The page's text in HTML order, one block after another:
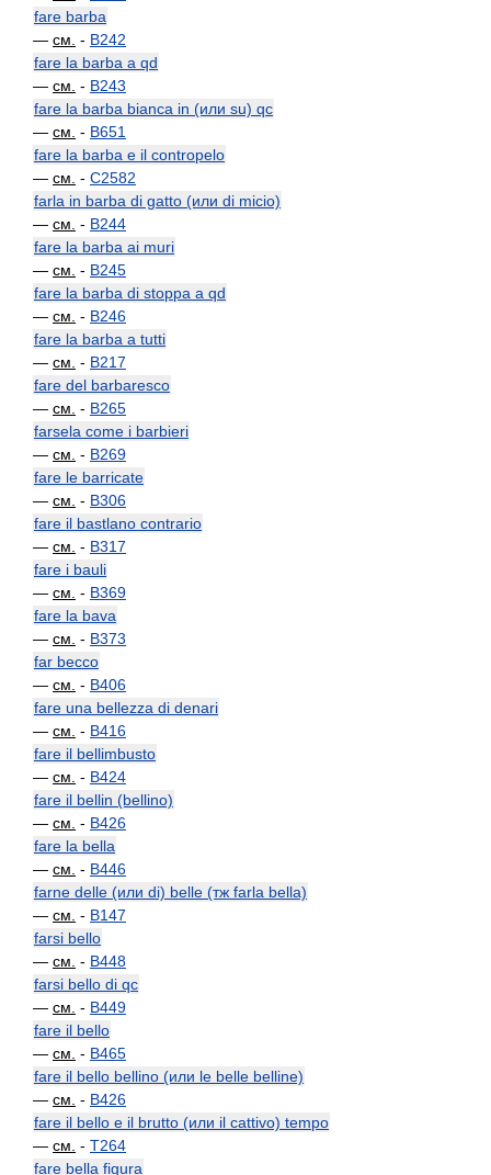
fare barba
— см. - B242
fare la barba a qd
— см. - B243
fare la barba bianca in (или su) qc
— см. - B651
fare la barba e il contropelo
— см. - C2582
farla in barba di gatto (или di micio)
— см. - B244
fare la barba ai muri
— см. - B245
fare la barba di stoppa a qd
— см. - B246
fare la barba a tutti
— см. - B217
fare del barbaresco
— см. - B265
farsela come i barbieri
— см. - B269
fare le barricate
— см. - B306
fare il bastlano contrario
— см. - B317
fare i bauli
— см. - B369
fare la bava
— см. - B373
far becco
— см. - B406
fare una bellezza di denari
— см. - B416
fare il bellimbusto
— см. - B424
fare il bellin (bellino)
— см. - B426
fare la bella
— см. - B446
farne delle (или di) belle (тж farla bella)
— см. - B147
farsi bello
— см. - B448
farsi bello di qc
— см. - B449
fare il bello
— см. - B465
fare il bello bellino (или le belle belline)
— см. - B426
fare il bello e il brutto (или il cattivo) tempo
— см. - T264
fare bella figura